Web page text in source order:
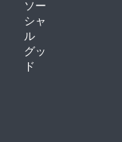
ソー
シャ
ル
グッ
ド